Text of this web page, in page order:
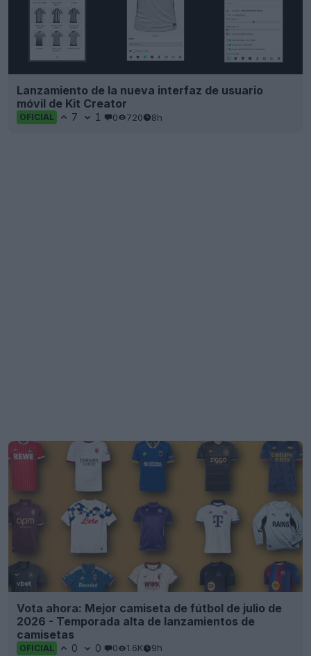
Lanzamiento de la nueva interfaz de usuario
móvil de Kit Creator
OFICIAL 7 1 0 720 8h
Vota ahora: Mejor camiseta de fútbol de julio de
2026 - Temporada alta de lanzamientos de
camisetas
OFICIAL 0 0 0 1.6K 9h